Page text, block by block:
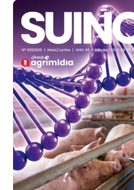
Santa Maria do Jetibá (ES)
R$ 140,74
cx
Ovo Branco - Regional
Recife (PE)
R$ 147,74
cx
Ovo Vermelho - Regional
Recife (PE)
R$ 157,72
cx